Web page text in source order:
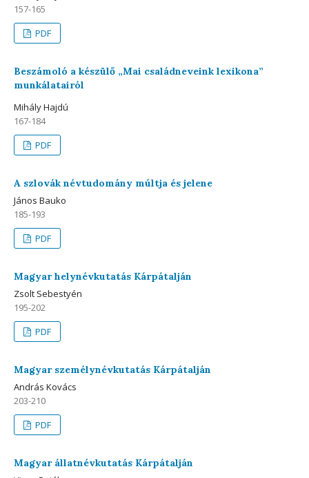
157-165
PDF
Beszámoló a készülő „Mai családneveink lexikona”
munkálatairól
Mihály Hajdú
167-184
PDF
A szlovák névtudomány múltja és jelene
János Bauko
185-193
PDF
Magyar helynévkutatás Kárpátalján
Zsolt Sebestyén
195-202
PDF
Magyar személynévkutatás Kárpátalján
András Kovács
203-210
PDF
Magyar állatnévkutatás Kárpátalján